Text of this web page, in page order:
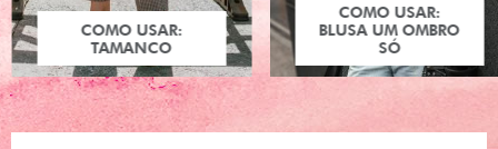
COMO USAR:
TAMANCO
COMO USAR:
BLUSA UM OMBRO
SÓ